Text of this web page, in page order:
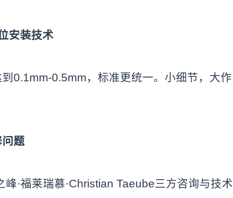
安装技术
0.5mm，标准更统一。小细节，大作
问题
福莱瑞慕·Christian Taeube三方咨询与技术